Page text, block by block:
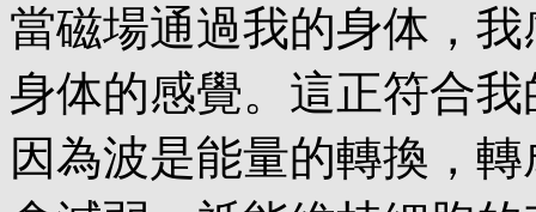
當磁場通過我的身体，
身体的感覺。這正符合
因為波是能量的轉換，